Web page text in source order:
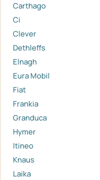
Carthago
Ci
Clever
Dethleffs
Elnagh
Eura Mobil
Fiat
Frankia
Granduca
Hymer
Itineo
Knaus
Laika